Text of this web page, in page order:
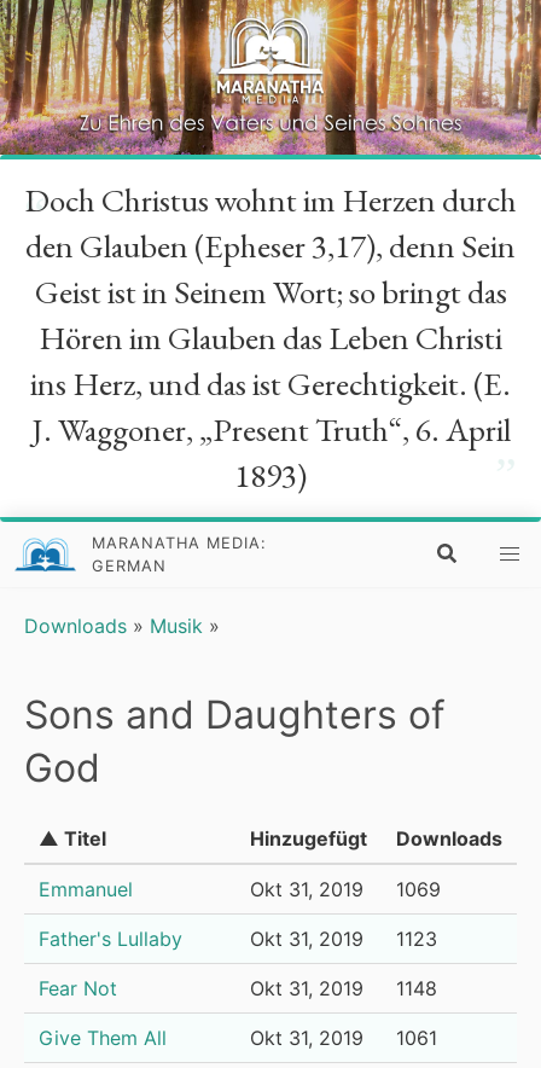
“
Doch Christus wohnt im Herzen durch
den Glauben (Epheser 3,17), denn Sein
Geist ist in Seinem Wort; so bringt das
Hören im Glauben das Leben Christi
ins Herz, und das ist Gerechtigkeit. (E.
J. Waggoner, „Present Truth“, 6. April
1893)
MARANATHA MEDIA:
GERMAN
Downloads » Musik »
Sons and Daughters of
God
▲ Titel Hinzugefügt Downloads
Emmanuel Okt 31, 2019 1069
Father's Lullaby Okt 31, 2019 1123
Fear Not Okt 31, 2019 1148
Give Them All Okt 31, 2019 1061